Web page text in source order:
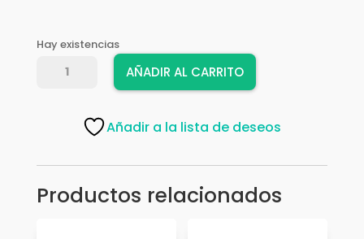
Hay existencias
BROCA
cantidad
AÑADIR AL CARRITO
Añadir a la lista de deseos
Productos relacionados